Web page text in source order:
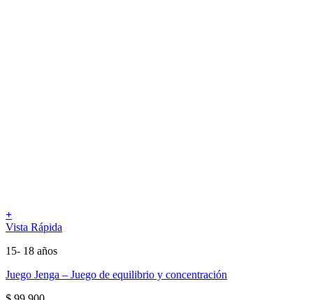
+
Vista Rápida
15- 18 años
Juego Jenga – Juego de equilibrio y concentración